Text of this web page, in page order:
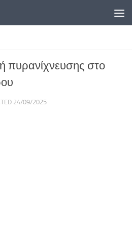
πυρανίχνευσης στο
24/09/2025